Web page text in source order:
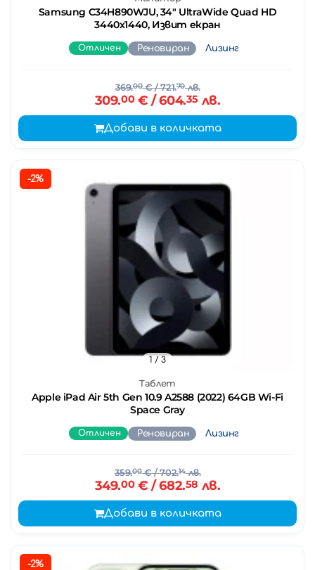
Samsung C34H890WJU, 34" UltraWide Quad HD
3440х1440, Извит екран
Отличен Реновиран Лизинг
369.00€/ 721.70лв.
309.00€ / 604.35лв.
Добави в количката
-2%
Таблет
Apple iPad Air 5th Gen 10.9 A2588 (2022) 64GB Wi-Fi
Space Gray
1 / 3
Отличен Реновиран Лизинг
359.00€/ 702.14лв.
349.00€ / 682.58 лв.
Добави в количката
-2%